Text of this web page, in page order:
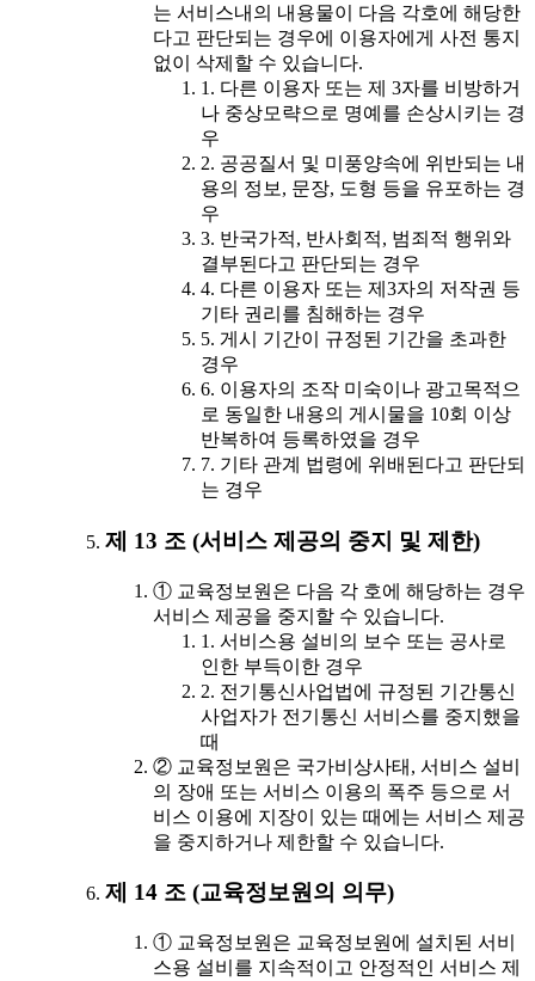
는 서비스내의 내용물이 다음 각호에 해당한
다고 판단되는 경우에 이용자에게 사전 통지
없이 삭제할 수 있습니다.
1. 다른 이용자 또는 제 3자를 비방하거
나 중상모략으로 명예를 손상시키는 경
우
2. 공공질서 및 미풍양속에 위반되는 내
용의 정보, 문장, 도형 등을 유포하는 경
우
3. 반국가적, 반사회적, 범죄적 행위와
결부된다고 판단되는 경우
4. 다른 이용자 또는 제3자의 저작권 등
기타 권리를 침해하는 경우
5. 게시 기간이 규정된 기간을 초과한
경우
6. 이용자의 조작 미숙이나 광고목적으
로 동일한 내용의 게시물을 10회 이상
반복하여 등록하였을 경우
7. 기타 관계 법령에 위배된다고 판단되
는 경우
제 13 조 (서비스 제공의 중지 및 제한)
① 교육정보원은 다음 각 호에 해당하는 경우
서비스 제공을 중지할 수 있습니다.
1. 서비스용 설비의 보수 또는 공사로
인한 부득이한 경우
2. 전기통신사업법에 규정된 기간통신
사업자가 전기통신 서비스를 중지했을
때
② 교육정보원은 국가비상사태, 서비스 설비
의 장애 또는 서비스 이용의 폭주 등으로 서
비스 이용에 지장이 있는 때에는 서비스 제공
을 중지하거나 제한할 수 있습니다.
제 14 조 (교육정보원의 의무)
① 교육정보원은 교육정보원에 설치된 서비
스용 설비를 지속적이고 안정적인 서비스 제